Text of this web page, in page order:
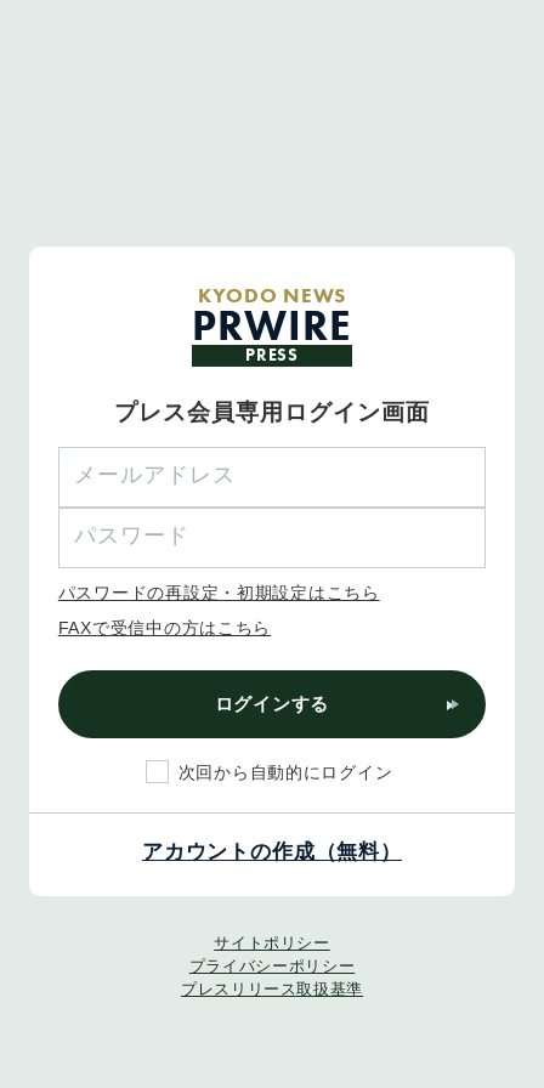
KYODO NEWS
PRWIRE
PRESS
プレス会員専用ログイン画面
パスワードの再設定・初期設定はこちら
FAXで受信中の方はこちら
ログインする
次回から自動的にログイン
アカウントの作成（無料）
サイトポリシー
プライバシーポリシー
プレスリリース取扱基準